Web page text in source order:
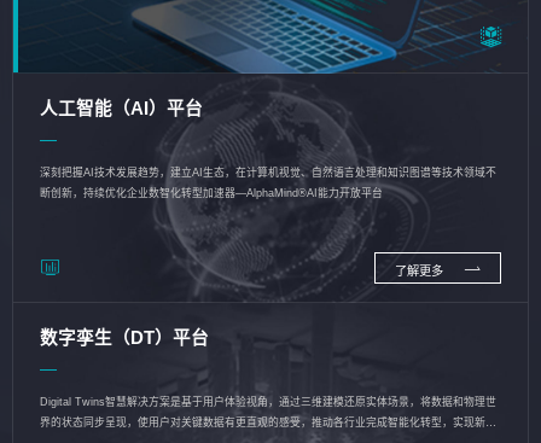
人工智能（AI）平台
深刻把握AI技术发展趋势，建立AI生态，在计算机视觉、自然语言处理和知识图谱等技术领域不
断创新，持续优化企业数智化转型加速器—AlphaMind®AI能力开放平台
了解更多
数字孪生（DT）平台
Digital Twins智慧解决方案是基于用户体验视角，通过三维建模还原实体场景，将数据和物理世
界的状态同步呈现，使用户对关键数据有更直观的感受，推动各行业完成智能化转型，实现新旧